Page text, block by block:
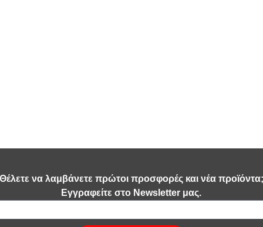
Θέλετε να λαμβάνετε πρώτοι προσφορές και νέα προϊόντα;
Εγγραφείτε στο Newsletter μας.